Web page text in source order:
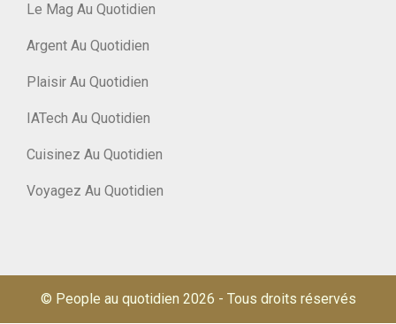
Le Mag Au Quotidien
Argent Au Quotidien
Plaisir Au Quotidien
IATech Au Quotidien
Cuisinez Au Quotidien
Voyagez Au Quotidien
© People au quotidien 2026 - Tous droits réservés